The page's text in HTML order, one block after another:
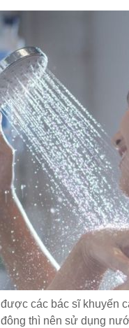
các bác sĩ khuyến
thì nên sử dụng